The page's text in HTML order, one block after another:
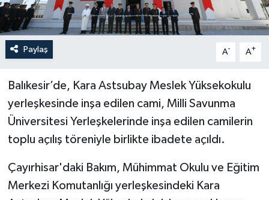
Paylaş A- A+
Balıkesir’de, Kara Astsubay Meslek Yüksekokulu
yerleşkesinde inşa edilen cami, Milli Savunma
Üniversitesi Yerleşkelerinde inşa edilen camilerin
toplu açılış töreniyle birlikte ibadete açıldı.
Çayırhisar'daki Bakım, Mühimmat Okulu ve Eğitim
Merkezi Komutanlığı yerleşkesindeki Kara